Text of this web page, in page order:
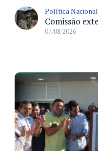
Política Nacional
07/08/2026